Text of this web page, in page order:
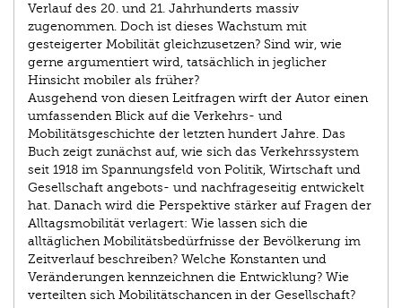
Verlauf des 20. und 21. Jahrhunderts massiv
zugenommen. Doch ist dieses Wachstum mit
gesteigerter Mobilität gleichzusetzen? Sind wir, wie
gerne argumentiert wird, tatsächlich in jeglicher
Hinsicht mobiler als früher?
Ausgehend von diesen Leitfragen wirft der Autor einen
umfassenden Blick auf die Verkehrs- und
Mobilitätsgeschichte der letzten hundert Jahre. Das
Buch zeigt zunächst auf, wie sich das Verkehrssystem
seit 1918 im Spannungsfeld von Politik, Wirtschaft und
Gesellschaft angebots- und nachfrageseitig entwickelt
hat. Danach wird die Perspektive stärker auf Fragen der
Alltagsmobilität verlagert: Wie lassen sich die
alltäglichen Mobilitätsbedürfnisse der Bevölkerung im
Zeitverlauf beschreiben? Welche Konstanten und
Veränderungen kennzeichnen die Entwicklung? Wie
verteilten sich Mobilitätschancen in der Gesellschaft?